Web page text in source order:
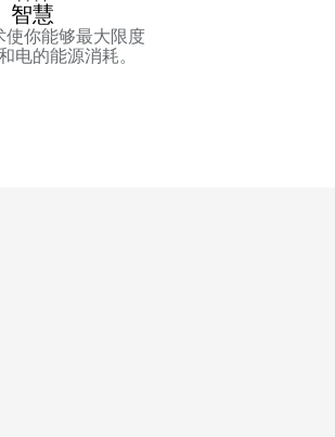
智慧
使你能够最大限度
电的能源消耗。